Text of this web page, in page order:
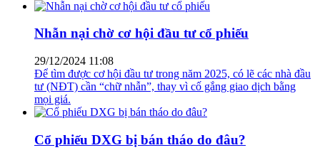
Nhẫn nại chờ cơ hội đầu tư cổ phiếu
29/12/2024 11:08
Để tìm được cơ hội đầu tư trong năm 2025, có lẽ các nhà đầu
tư (NĐT) cần “chữ nhẫn”, thay vì cố gắng giao dịch bằng
mọi giá.
Cổ phiếu DXG bị bán tháo do đâu?